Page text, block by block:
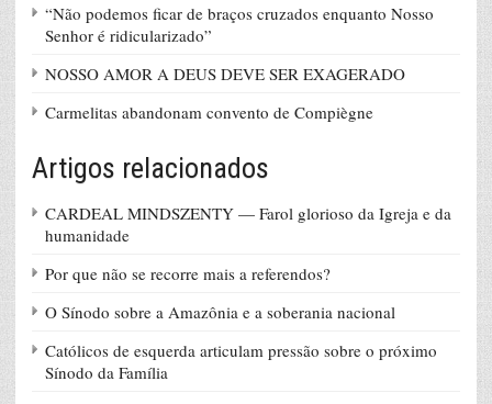
“Não podemos ficar de braços cruzados enquanto Nosso
Senhor é ridicularizado”
NOSSO AMOR A DEUS DEVE SER EXAGERADO
Carmelitas abandonam convento de Compiègne
Artigos relacionados
CARDEAL MINDSZENTY — Farol glorioso da Igreja e da
humanidade
Por que não se recorre mais a referendos?
O Sínodo sobre a Amazônia e a soberania nacional
Católicos de esquerda articulam pressão sobre o próximo
Sínodo da Família